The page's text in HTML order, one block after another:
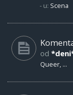
- u: Scena
od
Queer, ...